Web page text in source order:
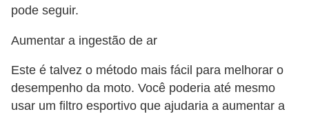
pode seguir.
Aumentar a ingestão de ar
Este é talvez o método mais fácil para melhorar o
desempenho da moto. Você poderia até mesmo
usar um filtro esportivo que ajudaria a aumentar a